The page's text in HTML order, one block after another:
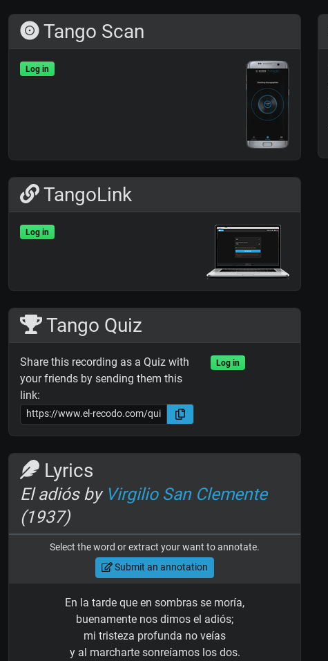
Tango Scan
Log in
TangoLink
Log in
Tango Quiz
Share this recording as a Quiz with
your friends by sending them this
link:
Log in
Lyrics
El adiós by Virgilio San Clemente
(1937)
Select the word or extract your want to annotate.
Submit an annotation
En la tarde que en sombras se moría,
buenamente nos dimos el adiós;
mi tristeza profunda no veías
y al marcharte sonreíamos los dos.